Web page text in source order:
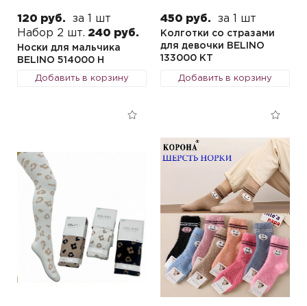
120 руб.
за 1 шт
Набор 2 шт. 240 руб.
Носки для мальчика
BELINO 514000 H
Добавить в корзину
450 руб. за 1 шт
Колготки со стразами
для девочки BELINO
133000 KТ
Добавить в корзину